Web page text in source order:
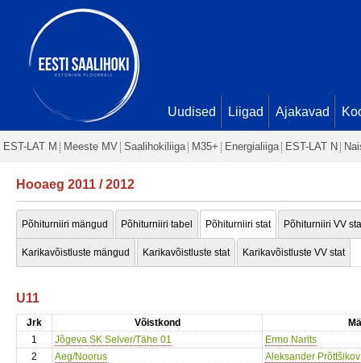
Uudised Liigad Ajakavad
EST-LAT M Meeste MV Saalihokiliiga M35+ Energialiiga EST-LAT N
Hooaeg 2011 / 2012
Põhiturniiri mängud Põhiturniiri tabel Põhiturniiri stat Põhiturniiri VV
Karikavõistluste mängud Karikavõistluste stat Karikavõistluste VV stat
U11
Jrk Võistkond
1
Jõgeva SK Selver/Tähe 01
Ermo Narits
2
Aeg/Noorus
Aleksander Prõttšikov